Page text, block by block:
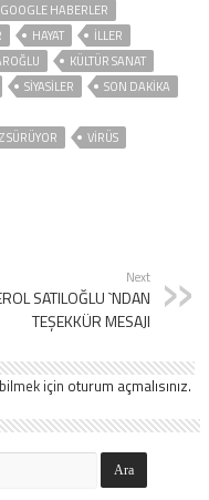
GOOGLE HABERLER
HAYAT
İLLER
KÜLTÜR SANAT
SİYASİLER
SON DAKIKA
SÜRÜYOR
VIRÜS
Next
SATILOĞLU `NDAN
TEŞEKKÜR MESAJI
için oturum açmalısınız.